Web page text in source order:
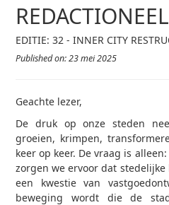
REDACTIONEEL
EDITIE: 32 - INNER CITY
Published on: 23 mei 2025
Geachte lezer,
De druk op onze steden
groeien, krimpen,
keer op keer. De vraag is
zorgen we ervoor dat
een kwestie van
beweging wordt die de